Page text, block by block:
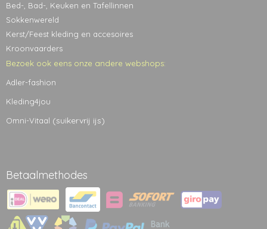
Bed-, Bad-, Keuken en Tafellinnen
Sokkenwereld
Kerst/Feest kleding en accesoires
Kroonvaarders
Bezoek ook eens onze andere webshops:
Adler-fashion
Kleding4jou
Omni-Vitaal (suikervrij ijs)
Betaalmethodes